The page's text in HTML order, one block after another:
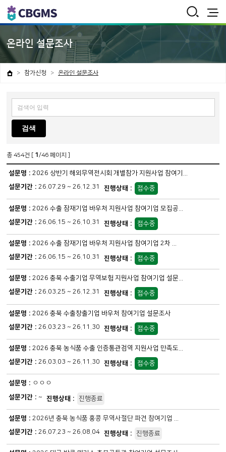
통
합
전
보
온라인 설문조사
참가신청 온라인 설문조사
총 454건 [ 1 /46 페이지 ]
2026 상반기 해외무역전시회 개별참가 지원사업 참여기...
26.07.29 ~ 26.12.31
접수중
2026 수출 잠재기업 바우처 지원사업 참여기업 모집공...
26.06.15 ~ 26.10.31
접수중
2026 수출 잠재기업 바우처 지원사업 참여기업 2차 ...
26.06.15 ~ 26.10.31
접수중
2026 충북 수출기업 무역보험 지원사업 참여기업 설문...
26.03.25 ~ 26.12.31
접수중
2026 충북 수출창출기업 바우처 참여기업 설문조사
26.03.23 ~ 26.11.30
접수중
2026 충북 농식품 수출 인증통관검역 지원사업 만족도...
26.03.03 ~ 26.11.30
접수중
ㅇㅇㅇ
~
진행종료
2026년 충북 농식품 홍콩 무역사절단 파견 참여기업 ...
26.07.23 ~ 26.08.04
진행종료